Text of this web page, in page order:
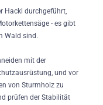
Hackl durchgeführt,
- es gibt
Wald sind.
mit der
und vor
von Sturmholz zu
prüfen der Stabilität